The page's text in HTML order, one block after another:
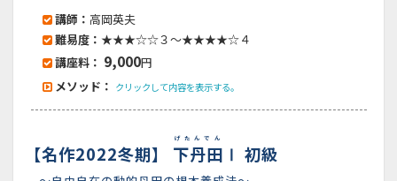
講師： 高岡英夫
難易度： ★★★☆☆３～★★★★☆４
講座料： 9,000円
メソッド： クリックして内容を表示する。
【名作2022冬期】 下丹田
げたんでん
Ⅰ 初級